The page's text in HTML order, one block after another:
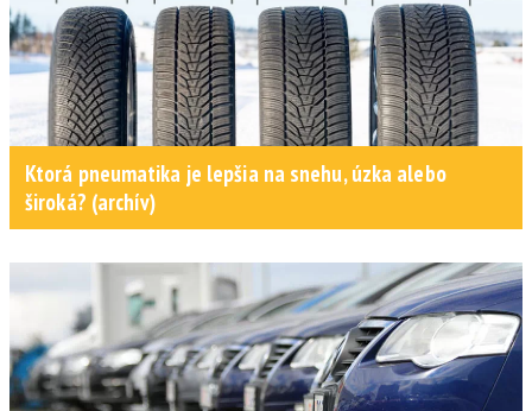
Ktorá pneumatika je lepšia na snehu, úzka alebo
široká? (archív)